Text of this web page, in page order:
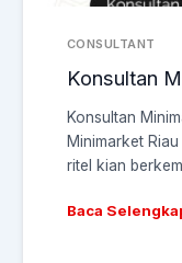
CONSULTANT
Konsultan
Konsultan
Minimarket
ritel kian
Baca